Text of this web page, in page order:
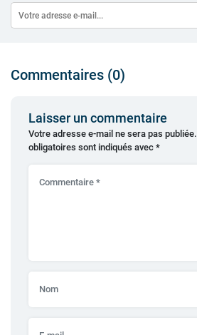
Commentaires (0)
Laisser un commentaire
Votre adresse e-mail ne sera pas publiée.
obligatoires sont indiqués avec *